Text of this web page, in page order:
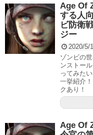
Age Of
する人
ビ防衛
ジー
2020/5/
ゾンビの
ンストー
ってみた
一挙紹介
クあり！
Age Of